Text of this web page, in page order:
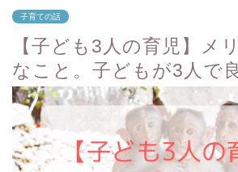
子育ての話
【子ども3人の育児】メ
なこと。子どもが3人で